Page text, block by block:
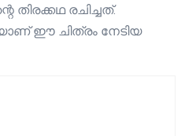
രചിച്ചത്.
ഈ ചിത്രം നേടിയ